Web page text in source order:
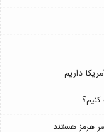
داریم
هرمز هستند